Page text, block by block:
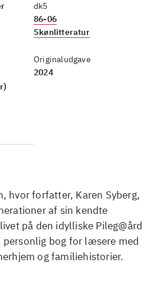
dk5
86-06
Skønlitteratur
Originaludgave
2024
hvor forfatter, Karen Syberg,
af sin kendte
på den idylliske Pileg@ård
personlig bog for læsere med
og familiehistorier.